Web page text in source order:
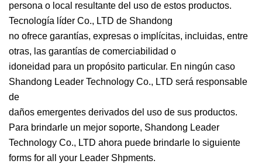
persona o local resultante del uso de estos productos.
Tecnología líder Co., LTD de Shandong
no ofrece garantías, expresas o implícitas, incluidas, entre
otras, las garantías de comerciabilidad o
idoneidad para un propósito particular. En ningún caso
Shandong Leader Technology Co., LTD será responsable
de
daños emergentes derivados del uso de sus productos.
Para brindarle un mejor soporte, Shandong Leader
Technology Co., LTD ahora puede brindarle lo siguiente
forms for all your Leader Shpments.